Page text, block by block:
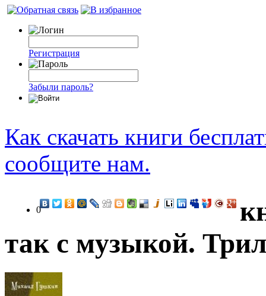
Регистрация
Забыли пароль?
Как скачать книги
сообщите нам.
0
так с музыкой.